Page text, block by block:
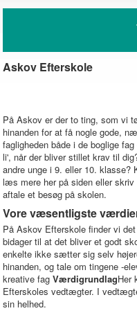
Askov Efterskole
På Askov er der to ting, som vi
hinanden for at få nogle gode,
fagligheden både i de boglige
li', når der bliver stillet krav til
andre unge i 9. eller 10. klasse?
læs mere her på siden eller
aftale et besøg på skolen.
Vore væsentligste
På Askov Efterskole finder vi
bidager til at det bliver et godt
enkelte ikke sætter sig selv
hinanden, og tale om tingene -
kreative fagVærdigrundlagHer
Efterskoles vedtægter. I
sin helhed.